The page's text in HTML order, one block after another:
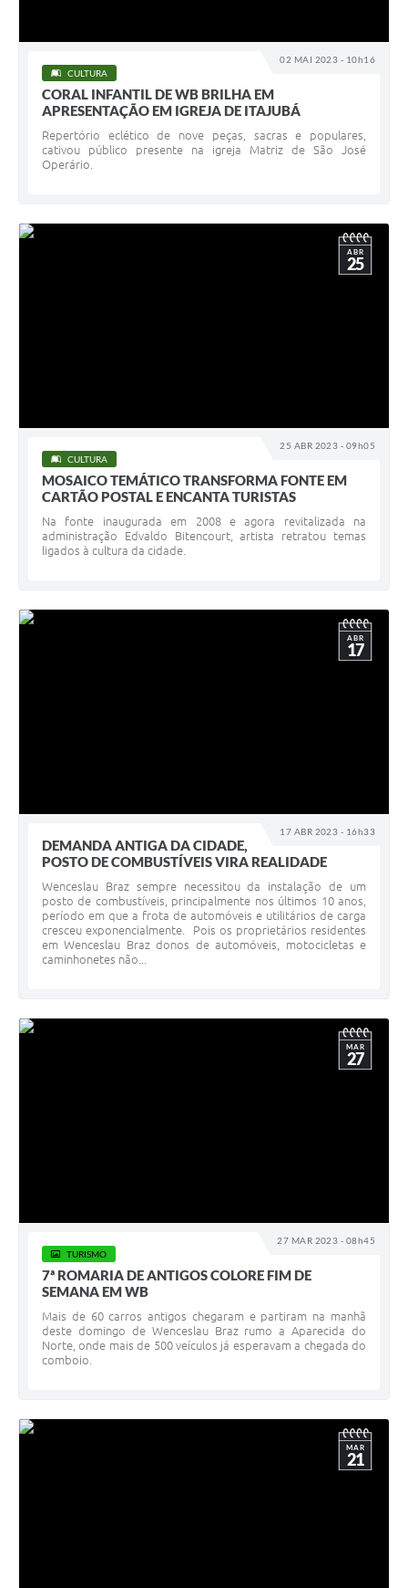
02 MAI 2023 - 10h16
CULTURA
CORAL INFANTIL DE WB BRILHA EM
APRESENTAÇÃO EM IGREJA DE ITAJUBÁ
Repertório eclético de nove peças, sacras e populares,
cativou público presente na igreja Matriz de São José
Operário.
25 ABR 2023 - 09h05
ABR
25
CULTURA
MOSAICO TEMÁTICO TRANSFORMA FONTE EM
CARTÃO POSTAL E ENCANTA TURISTAS
Na fonte inaugurada em 2008 e agora revitalizada na
administração Edvaldo Bitencourt, artista retratou temas
ligados à cultura da cidade.
17 ABR 2023 - 16h33
ABR
17
DEMANDA ANTIGA DA CIDADE,
POSTO DE COMBUSTÍVEIS VIRA REALIDADE
Wenceslau Braz sempre necessitou da instalação de um
posto de combustíveis, principalmente nos últimos 10 anos,
período em que a frota de automóveis e utilitários de carga
cresceu exponencialmente. Pois os proprietários residentes
em Wenceslau Braz donos de automóveis, motocicletas e
caminhonetes não...
27 MAR 2023 - 08h45
MAR
27
TURISMO
7ª ROMARIA DE ANTIGOS COLORE FIM DE
SEMANA EM WB
Mais de 60 carros antigos chegaram e partiram na manhã
deste domingo de Wenceslau Braz rumo a Aparecida do
Norte, onde mais de 500 veículos já esperavam a chegada do
comboio.
MAR
21